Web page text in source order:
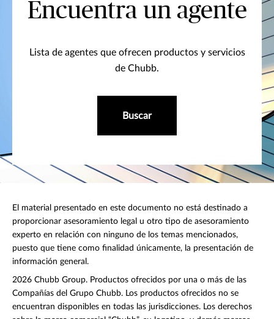
Encuentra un agente
Lista de agentes que ofrecen productos y servicios
de Chubb.
Buscar
El material presentado en este documento no está destinado a
proporcionar asesoramiento legal u otro tipo de asesoramiento
experto en relación con ninguno de los temas mencionados,
puesto que tiene como finalidad únicamente, la presentación de
información general.
2026 Chubb Group. Productos ofrecidos por una o más de las
Compañías del Grupo Chubb. Los productos ofrecidos no se
encuentran disponibles en todas las jurisdicciones. Los derechos